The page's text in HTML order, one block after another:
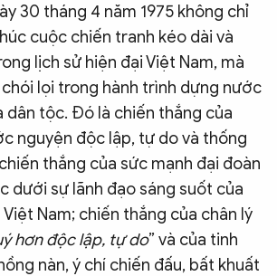
30 tháng 4 năm 1975 không chỉ
cuộc chiến tranh kéo dài và
lịch sử hiện đại Việt Nam, mà
lọi trong hành trình dựng nước
dân tộc. Đó là chiến thắng của
nguyện độc lập, tự do và thống
thắng của sức mạnh đại đoàn
dưới sự lãnh đạo sáng suốt của
Nam; chiến thắng của chân lý
hơn độc lập, tự do” và của tinh
nàn, ý chí chiến đấu, bất khuất